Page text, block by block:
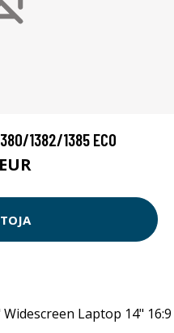
1382/1385 ECO